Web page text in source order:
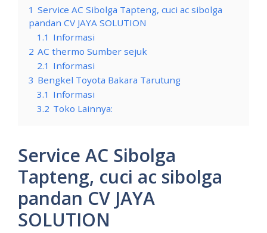
1 Service AC Sibolga Tapteng, cuci ac sibolga
pandan CV JAYA SOLUTION
1.1 Informasi
2 AC thermo Sumber sejuk
2.1 Informasi
3 Bengkel Toyota Bakara Tarutung
3.1 Informasi
3.2 Toko Lainnya:
Service AC Sibolga
Tapteng, cuci ac sibolga
pandan CV JAYA
SOLUTION